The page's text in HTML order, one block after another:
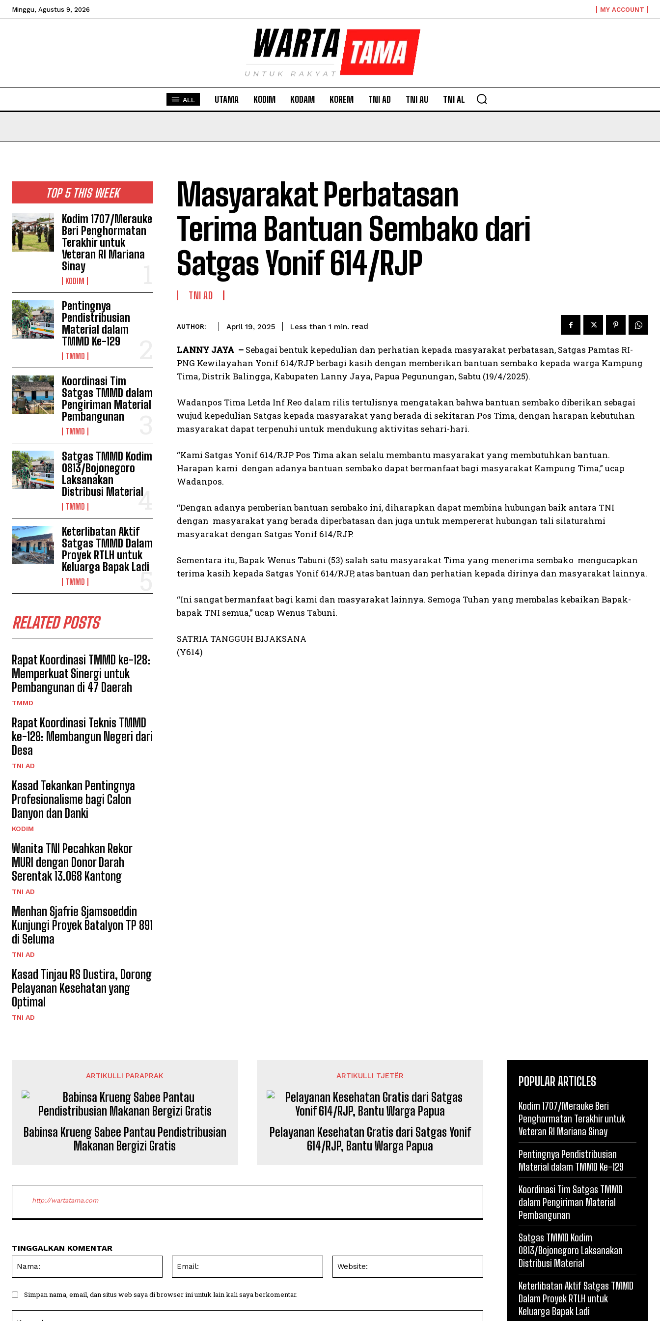
Minggu, Agustus 9, 2026 MY ACCOUNT
ALL UTAMA KODIM KODAM KOREM TNI AD TNI AU TNI AL
TOP 5 THIS WEEK
Kodim 1707/Merauke
Beri Penghormatan
Terakhir untuk
Veteran RI Mariana
Sinay
KODIM
Pentingnya
Pendistribusian
Material dalam
TMMD Ke-129
TMMD
Koordinasi Tim
Satgas TMMD dalam
Pengiriman Material
Pembangunan
TMMD
Satgas TMMD Kodim
0813/Bojonegoro
Laksanakan
Distribusi Material
TMMD
Keterlibatan Aktif
Satgas TMMD Dalam
Proyek RTLH untuk
Keluarga Bapak Ladi
TMMD
RELATED POSTS
Rapat Koordinasi TMMD ke-128:
Memperkuat Sinergi untuk
Pembangunan di 47 Daerah
TMMD
Rapat Koordinasi Teknis TMMD
ke-128: Membangun Negeri dari
Desa
TNI AD
Kasad Tekankan Pentingnya
Profesionalisme bagi Calon
Danyon dan Danki
KODIM
Wanita TNI Pecahkan Rekor
MURI dengan Donor Darah
Serentak 13.068 Kantong
TNI AD
Menhan Sjafrie Sjamsoeddin
Kunjungi Proyek Batalyon TP 891
di Seluma
TNI AD
Kasad Tinjau RS Dustira, Dorong
Pelayanan Kesehatan yang
Optimal
TNI AD
Masyarakat Perbatasan
Terima Bantuan Sembako dari
Satgas Yonif 614/RJP
TNI AD
AUTHOR: April 19, 2025 Less than 1 min. read
LANNY JAYA – Sebagai bentuk kepedulian dan perhatian kepada masyarakat perbatasan, Satgas Pamtas RI-
PNG Kewilayahan Yonif 614/RJP berbagi kasih dengan memberikan bantuan sembako kepada warga Kampung
Tima, Distrik Balingga, Kabupaten Lanny Jaya, Papua Pegunungan, Sabtu (19/4/2025).
Wadanpos Tima Letda Inf Reo dalam rilis tertulisnya mengatakan bahwa bantuan sembako diberikan sebagai
wujud kepedulian Satgas kepada masyarakat yang berada di sekitaran Pos Tima, dengan harapan kebutuhan
masyarakat dapat terpenuhi untuk mendukung aktivitas sehari-hari.
“Kami Satgas Yonif 614/RJP Pos Tima akan selalu membantu masyarakat yang membutuhkan bantuan.
Harapan kami dengan adanya bantuan sembako dapat bermanfaat bagi masyarakat Kampung Tima,” ucap
Wadanpos.
“Dengan adanya pemberian bantuan sembako ini, diharapkan dapat membina hubungan baik antara TNI
dengan masyarakat yang berada diperbatasan dan juga untuk mempererat hubungan tali silaturahmi
masyarakat dengan Satgas Yonif 614/RJP.
Sementara itu, Bapak Wenus Tabuni (53) salah satu masyarakat Tima yang menerima sembako mengucapkan
terima kasih kepada Satgas Yonif 614/RJP, atas bantuan dan perhatian kepada dirinya dan masyarakat lainnya.
“Ini sangat bermanfaat bagi kami dan masyarakat lainnya. Semoga Tuhan yang membalas kebaikan Bapak-
bapak TNI semua,” ucap Wenus Tabuni.
SATRIA TANGGUH BIJAKSANA
(Y614)
ARTIKULLI PARAPRAK
Babinsa Krueng Sabee Pantau Pendistribusian
Makanan Bergizi Gratis
ARTIKULLI TJETËR
Pelayanan Kesehatan Gratis dari Satgas Yonif
614/RJP, Bantu Warga Papua
http://wartatama.com
TINGGALKAN KOMENTAR
Simpan nama, email, dan situs web saya di browser ini untuk lain kali saya berkomentar.
POPULAR ARTICLES
Kodim 1707/Merauke Beri
Penghormatan Terakhir untuk
Veteran RI Mariana Sinay
Pentingnya Pendistribusian
Material dalam TMMD Ke-129
Koordinasi Tim Satgas TMMD
dalam Pengiriman Material
Pembangunan
Satgas TMMD Kodim
0813/Bojonegoro Laksanakan
Distribusi Material
Keterlibatan Aktif Satgas TMMD
Dalam Proyek RTLH untuk
Keluarga Bapak Ladi